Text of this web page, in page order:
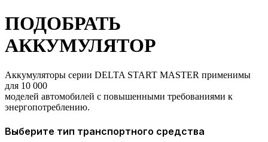
ПОДОБРАТЬ
АККУМУЛЯТОР
Аккумуляторы серии DELTA START MASTER применимы
для 10 000
моделей автомобилей с повышенными требованиями к
энергопотреблению.
Выберите тип транспортного средства